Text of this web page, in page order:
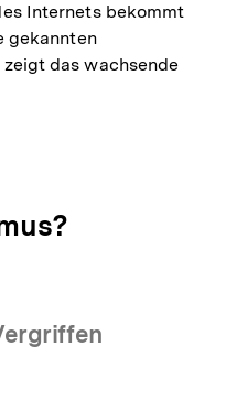
Internets bekommt
gekannten
das wachsende